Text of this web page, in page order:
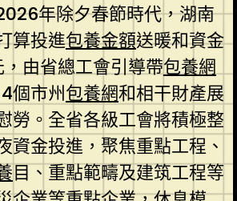
年除夕春節時代，湖南
算投進包養金額送暖和資金
由省總工會引導帶包養網
個市州包養網和相干財產展
勞。全省各級工會將積極整
資金投進，聚焦重點工程、
目、重點範疇及建筑工程等